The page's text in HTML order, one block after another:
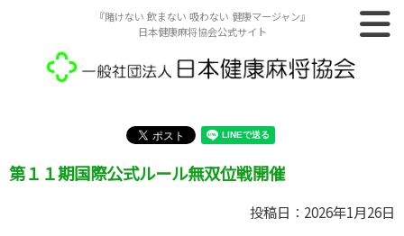
『賭けない 飲まない 吸わない 健康マージャン』
日本健康麻将協会公式サイト
第１１期国際公式ルール無双位戦開催
投稿日：2026年1月26日